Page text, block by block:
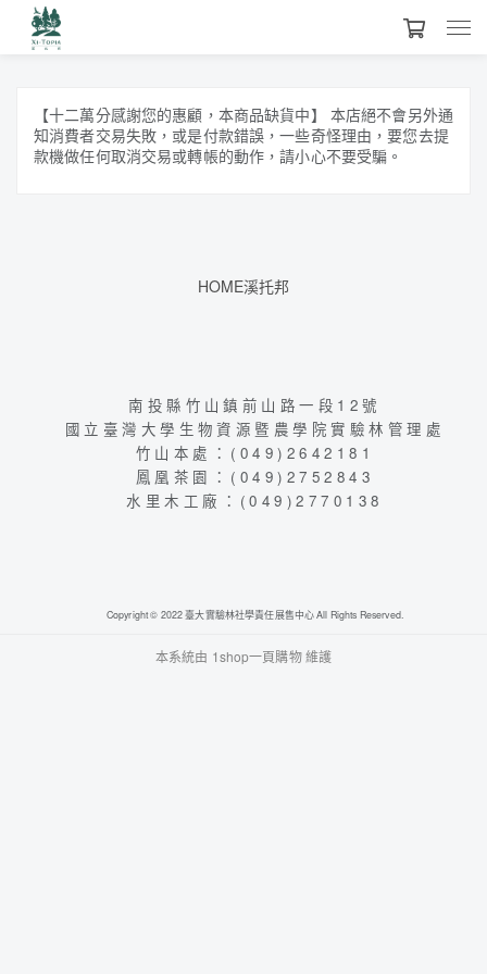
【十二萬分感謝您的惠顧，本商品缺貨中】 本店絕不會另外通
知消費者交易失敗，或是付款錯誤，一些奇怪理由，要您去提
款機做任何取消交易或轉帳的動作，請小心不要受騙。
HOME溪托邦
南投縣竹山鎮前山路一段12號
國立臺灣大學生物資源暨農學院實驗林管理處
竹山本處：(049)2642181
鳳凰茶園：(049)2752843
水里木工廠：(049)2770138
Copyright © 2022 臺大實驗林社學責任展售中心 All Rights Reserved.
本系統由 1shop一頁購物維護